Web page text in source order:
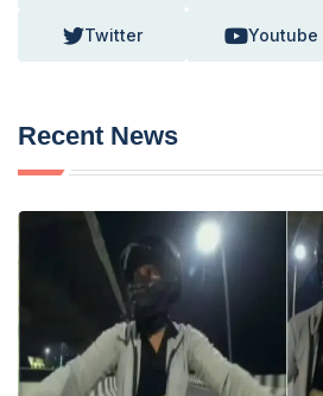
Twitter Youtube
Recent News